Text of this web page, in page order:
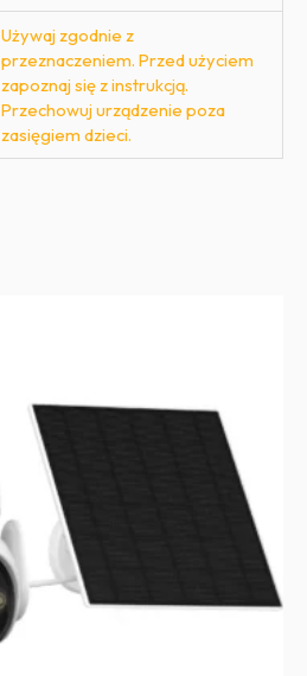
Używaj zgodnie z
przeznaczeniem. Przed użyciem
zapoznaj się z instrukcją.
Przechowuj urządzenie poza
zasięgiem dzieci.